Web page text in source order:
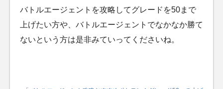
バトルエージェントを攻略してグレードを50まで
上げたい方や、バトルエージェントでなかなか勝て
ないという方は是非みていってくださいね。